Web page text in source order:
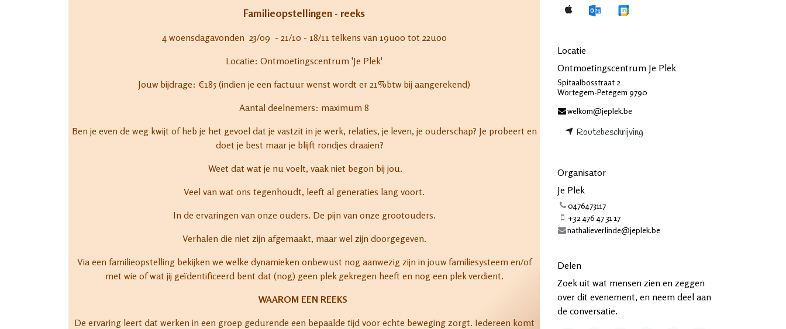
Familieopstellingen - reeks
4 woensdagavonden 23/09 - 21/10 - 18/11 telkens van 19u00 tot 22u00
Locatie: Ontmoetingscentrum 'Je Plek'
Jouw bijdrage: €185 (indien je een factuur wenst wordt er 21%btw bij aangerekend)
Aantal deelnemers: maximum 8
Ben je even de weg kwijt of heb je het gevoel dat je vastzit in je werk, relaties, je leven, je ouderschap? Je probeert en
doet je best maar je blijft rondjes draaien?
Weet dat wat je nu voelt, vaak niet begon bij jou.
Veel van wat ons tegenhoudt, leeft al generaties lang voort.
In de ervaringen van onze ouders. De pijn van onze grootouders.
Verhalen die niet zijn afgemaakt, maar wel zijn doorgegeven.
Via een familieopstelling bekijken we welke dynamieken onbewust nog aanwezig zijn in jouw familiesysteem en/of
met wie of wat jij geïdentificeerd bent dat (nog) geen plek gekregen heeft en nog een plek verdient.
WAAROM EEN REEKS
De ervaring leert dat werken in een groep gedurende een bepaalde tijd voor echte beweging zorgt. Iedereen komt
Locatie
Ontmoetingscentrum Je Plek
Spitaalbosstraat 2
Wortegem-Petegem 9790
welkom@jeplek.be
Routebeschrijving
Organisator
Je Plek
0476473117
+32 476 47 31 17
nathalieverlinde@jeplek.be
Delen
Zoek uit wat mensen zien en zeggen
over dit evenement, en neem deel aan
de conversatie.